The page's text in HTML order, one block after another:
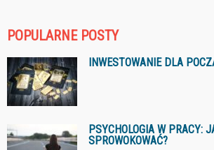
POPULARNE POSTY
INWESTOWANIE DLA
PSYCHOLOGIA W PRACY:
SPROWOKOWAĆ?